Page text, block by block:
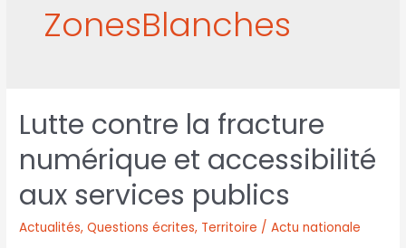
ZonesBlanches
Lutte contre la fracture
numérique et accessibilité
aux services publics
Actualités,Questions écrites, Territoire / Actu nationale